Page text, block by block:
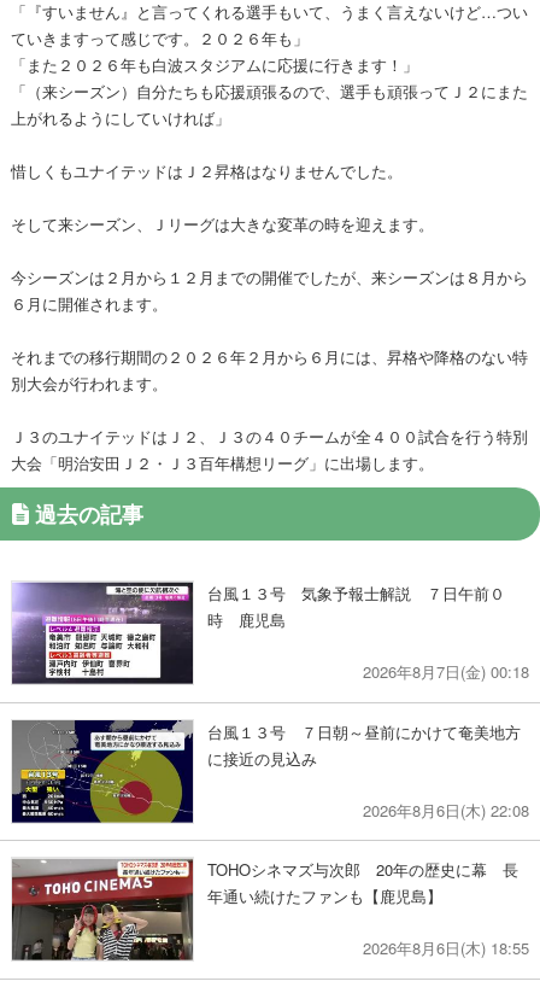
「『すいません』と言ってくれる選手もいて、うまく言えないけど…つい
ていきますって感じです。２０２６年も」
「また２０２６年も白波スタジアムに応援に行きます！」
「（来シーズン）自分たちも応援頑張るので、選手も頑張ってＪ２にまた
上がれるようにしていければ」
惜しくもユナイテッドはＪ２昇格はなりませんでした。
そして来シーズン、Ｊリーグは大きな変革の時を迎えます。
今シーズンは２月から１２月までの開催でしたが、来シーズンは８月から
６月に開催されます。
それまでの移行期間の２０２６年２月から６月には、昇格や降格のない特
別大会が行われます。
Ｊ３のユナイテッドはＪ２、Ｊ３の４０チームが全４００試合を行う特別
大会「明治安田Ｊ２・Ｊ３百年構想リーグ」に出場します。
過去の記事
台風１３号 気象予報士解説 ７日午前０
時 鹿児島
2026年8月7日(金) 00:18
台風１３号 ７日朝～昼前にかけて奄美地方
に接近の見込み
2026年8月6日(木) 22:08
TOHOシネマズ与次郎 20年の歴史に幕 長
年通い続けたファンも【鹿児島】
2026年8月6日(木) 18:55